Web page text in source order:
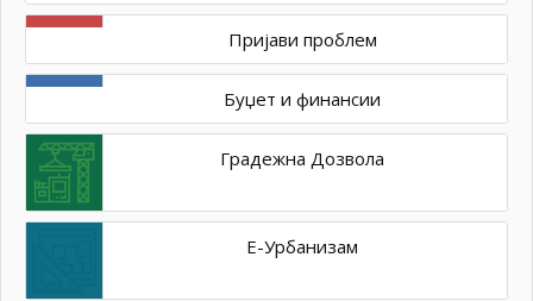
Пријави проблем
Буџет и финансии
Градежна Дозвола
Е-Урбанизам